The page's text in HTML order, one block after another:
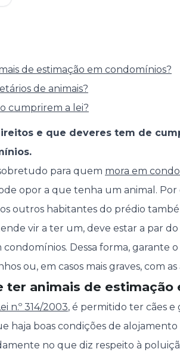
de estimação em condomínios?
de animais?
cumprirem a lei?
e que deveres tem de
para quem mora em
opor a que tenha um animal. Por
outros habitantes do prédio
vir a ter um, deve estar a par
condomínios. Dessa forma, garante
ou, em casos mais graves, com
ter animais de estimação
n.º 314/2003, é permitido ter cães
haja boas condições de
no que diz respeito à